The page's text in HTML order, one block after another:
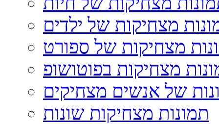
מצחיקות של ילדים
מצחיקות של ספורט
מצחיקות בפוטושופ
של אנשים מצחיקים
תמונות מצחיקות שונות